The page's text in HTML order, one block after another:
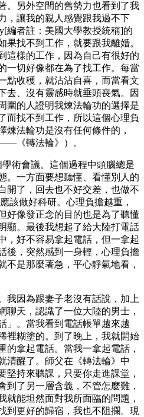
。另外空間的舊勢力也看到了我
，讓我的親人感覺跟我過不下
編者註：美國大學教授統稱]的
果找不到工作，就要跟我離婚。
這樣的工作，因為自己有很好的
一切好像都在為了找工作。每當
點收穫，就沾沾自喜，而當看文
去、沒有靈感時就垂頭喪氣。因
圍的人證明我煉法輪功的選擇是
而找不到工作，所以這個心理負
煉法輪功是沒有任何條件的，
《轉法輪》）。
術會議。這個過程中頭腦總是
。一方面要想聽懂、看懂別人的
開了，回去也不好交差，也做不
該做好科研。心理負擔越重，
好像發正念的目的也是為了聽懂
顯。最後我想起了給大陸打電話
，好不容易拿起電話，但一拿起
後，突然感到一身輕，心理負擔
不是那麼著急，平心靜氣地看，
我因為跟妻子老沒有話說，加上
聊天，認識了一位大陸的男士，
」。當我看到電話帳單越來越
裡糊塗的。到了晚上，我就開始
的拿起電話。當我一拿起電話，
清醒了。師父在《轉法輪》中
堅持來聽課，只要你走進課堂，
到了另一層含義，不管怎麼難，
就能坦然面對我所面臨的問題，
到更好的歸宿，我也不阻攔。現